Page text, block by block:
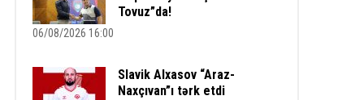
Tovuz”da!
06/08/2026 16:00
Slavik Alxasov “Araz-
Naxçıvan”ı tərk etdi